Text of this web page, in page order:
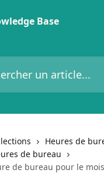
article...
Heures de
de bureau
de bureau pour le